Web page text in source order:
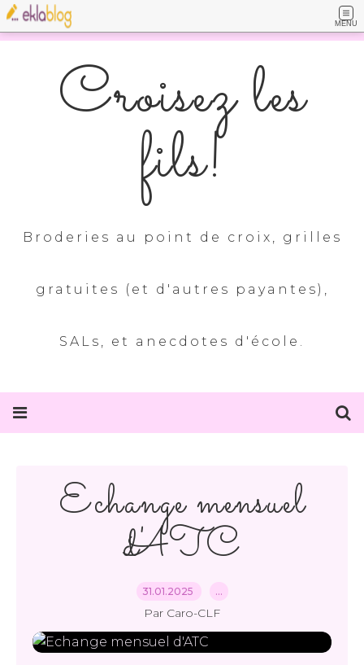
MENU
Croisez les
fils!
Broderies au point de croix, grilles
gratuites (et d'autres payantes),
SALs, et anecdotes d'école.
Echange mensuel
d'ATC
31.01.2025 …
Par Caro-CLF